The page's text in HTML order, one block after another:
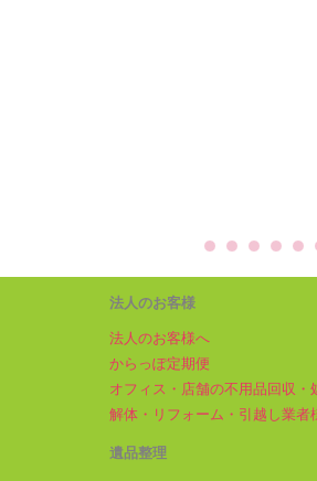
法人のお客様
法人のお客様へ
からっぽ定期便
オフィス・店舗の不用品回収・
解体・リフォーム・引越し業者
遺品整理